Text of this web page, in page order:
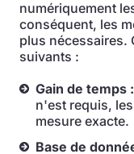
numériquement
conséquent, les
plus nécessaires.
suivants :
Gain de temps :
n'est requis,
mesure exacte.
Base de